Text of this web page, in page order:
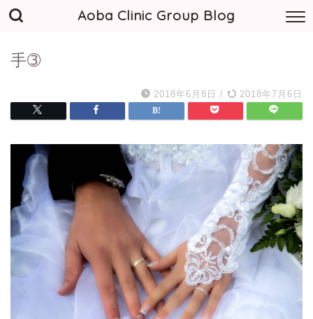
Aoba Clinic Group Blog
手➂
2018年6月8日 / 2018年7月6日